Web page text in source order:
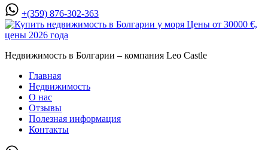
+(359) 876-302-363
Недвижимость в Болгарии – компания Leo Castle
Главная
Недвижимость
О нас
Отзывы
Полезная информация
Контакты